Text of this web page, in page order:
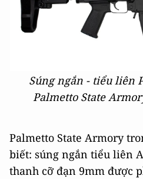
Súng ngắn - tiểu liên
Palmetto State
Palmetto State Armory
biết: súng ngắn tiểu liên
thanh cỡ đạn 9mm được